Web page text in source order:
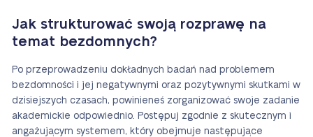
Jak strukturować swoją rozprawę na
temat bezdomnych?
Po przeprowadzeniu dokładnych badań nad problemem
bezdomności i jej negatywnymi oraz pozytywnymi skutkami w
dzisiejszych czasach, powinieneś zorganizować swoje zadanie
akademickie odpowiednio. Postępuj zgodnie z skutecznym i
angażującym systemem, który obejmuje następujące